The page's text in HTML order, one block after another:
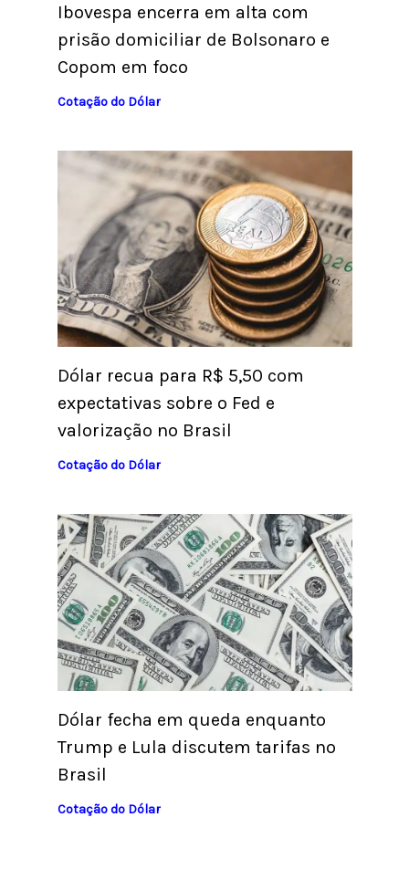
Ibovespa encerra em alta com
prisão domiciliar de Bolsonaro e
Copom em foco
Cotação do Dólar
Dólar recua para R$ 5,50 com
expectativas sobre o Fed e
valorização no Brasil
Cotação do Dólar
Dólar fecha em queda enquanto
Trump e Lula discutem tarifas no
Brasil
Cotação do Dólar